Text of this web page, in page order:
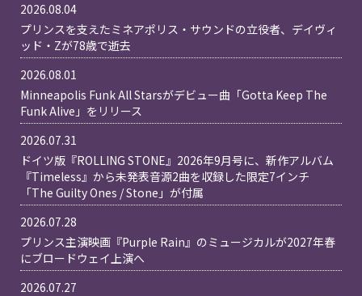
2026.08.04
プリンスを支えたミネアポリス・サウンドの立役者、デイヴィ
ッド・Zが78歳で逝去
2026.08.01
Minneapolis Funk All Starsがデビュー曲「Gotta Keep The
Funk Alive」をリリース
2026.07.31
ドイツ版『ROLLING STONE』2026年9月号に、新作アルバム
『Timeless』から未発表音源2曲を収録した限定7インチ
「The Guilty Ones / Stone」が付属
2026.07.28
プリンス主演映画『Purple Rain』のミュージカルが2027年春
にブロードウェイ上演へ
2026.07.27